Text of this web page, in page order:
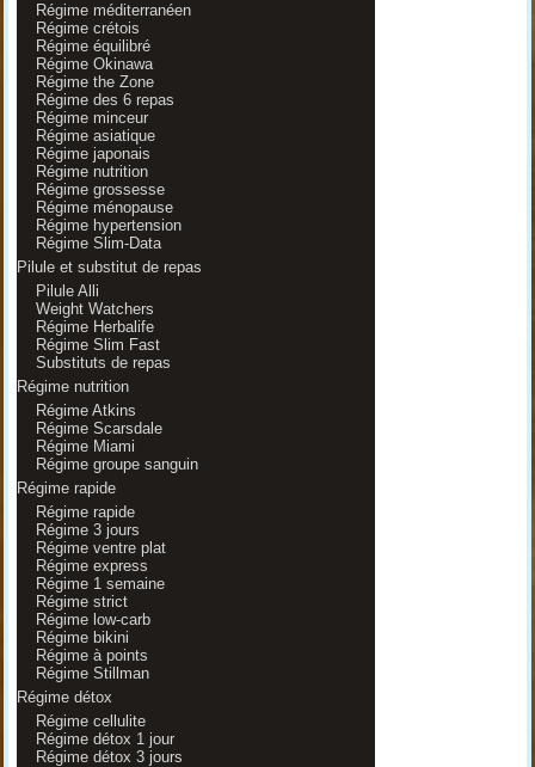
Régime méditerranéen
Régime crétois
Régime équilibré
Régime Okinawa
Régime the Zone
Régime des 6 repas
Régime minceur
Régime asiatique
Régime japonais
Régime nutrition
Régime grossesse
Régime ménopause
Régime hypertension
Régime Slim-Data
Pilule et substitut de repas
Pilule Alli
Weight Watchers
Régime Herbalife
Régime Slim Fast
Substituts de repas
Régime nutrition
Régime Atkins
Régime Scarsdale
Régime Miami
Régime groupe sanguin
Régime rapide
Régime rapide
Régime 3 jours
Régime ventre plat
Régime express
Régime 1 semaine
Régime strict
Régime low-carb
Régime bikini
Régime à points
Régime Stillman
Régime détox
Régime cellulite
Régime détox 1 jour
Régime détox 3 jours